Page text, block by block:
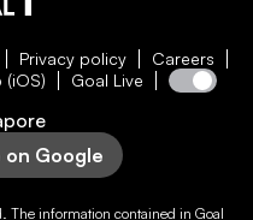
Privacy policy
Careers
(iOS) Goal Live
Google
The information contained in Goal